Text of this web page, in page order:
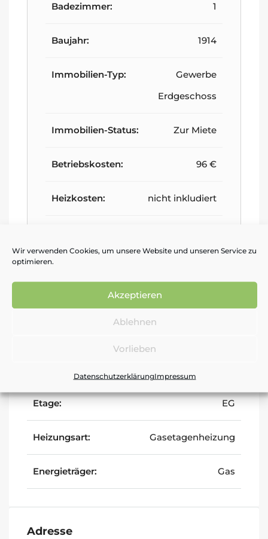
Wir verwenden Cookies, um unsere Website und unseren Service zu
optimieren.
Akzeptieren
Ablehnen
Vorlieben
DatenschutzerklärungImpressum
Badezimmer: 1
Baujahr: 1914
Immobilien-Typ:
Gewerbe
Erdgeschoss
Immobilien-Status: Zur Miete
Betriebskosten: 96 €
Heizkosten: nicht inkludiert
Zusätzliche Details
Etage: EG
Heizungsart: Gasetagenheizung
Energieträger: Gas
Adresse